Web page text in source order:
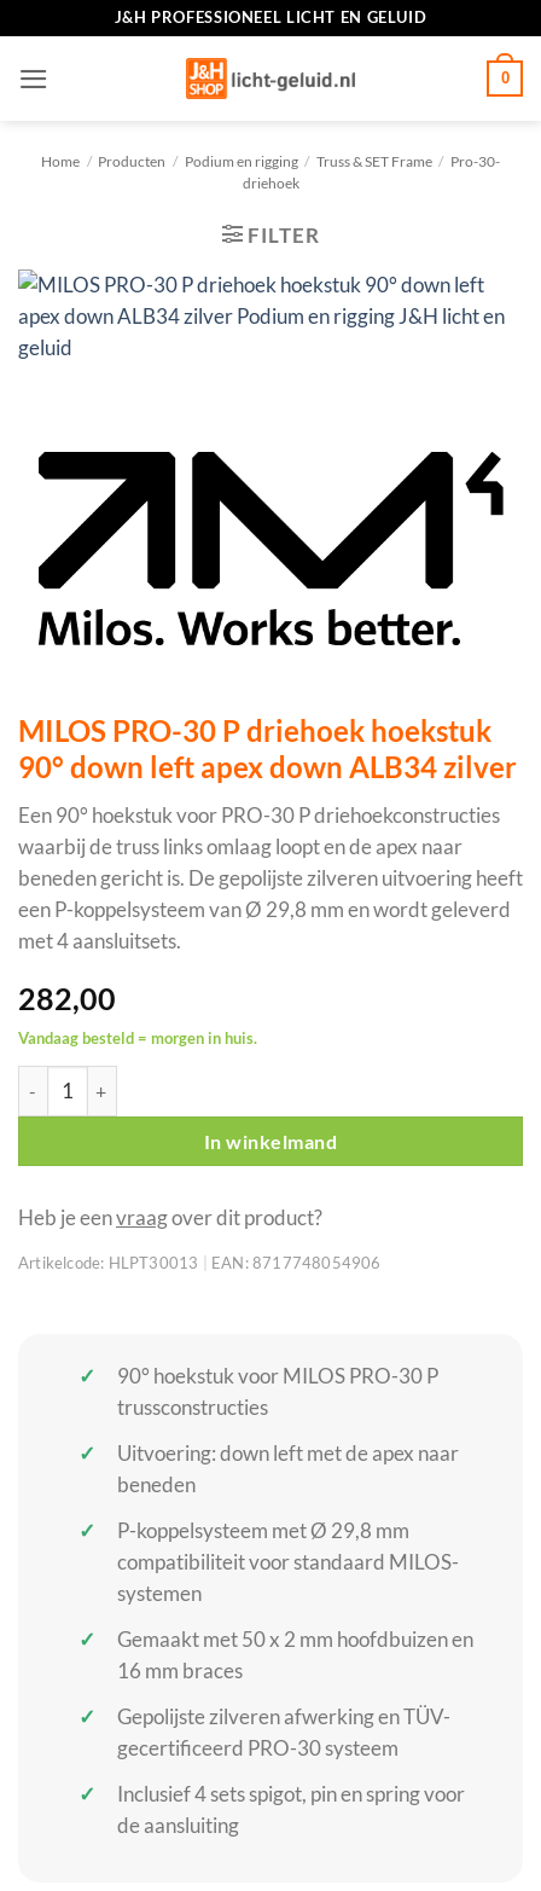
inhoud
J&H PROFESSIONEEL LICHT EN GELUID
0
Home / Producten / Podium en rigging / Truss & SET Frame / Pro-30-
driehoek
FILTER
MILOS PRO-30 P driehoek hoekstuk
90° down left apex down ALB34 zilver
Een 90° hoekstuk voor PRO-30 P driehoekconstructies
waarbij de truss links omlaag loopt en de apex naar
beneden gericht is. De gepolijste zilveren uitvoering heeft
een P-koppelsysteem van Ø 29,8 mm en wordt geleverd
met 4 aansluitsets.
282,00
Vandaag besteld = morgen in huis.
MILOS PRO-30 P driehoek hoekstuk 90° down left apex down
In winkelmand
Heb je eenvraagover dit product?
Artikelcode: HLPT30013 | EAN: 8717748054906
90° hoekstuk voor MILOS PRO-30 P
trussconstructies
Uitvoering: down left met de apex naar
beneden
P-koppelsysteem met Ø 29,8 mm
compatibiliteit voor standaard MILOS-
systemen
Gemaakt met 50 x 2 mm hoofdbuizen en
16 mm braces
Gepolijste zilveren afwerking en TÜV-
gecertificeerd PRO-30 systeem
Inclusief 4 sets spigot, pin en spring voor
de aansluiting